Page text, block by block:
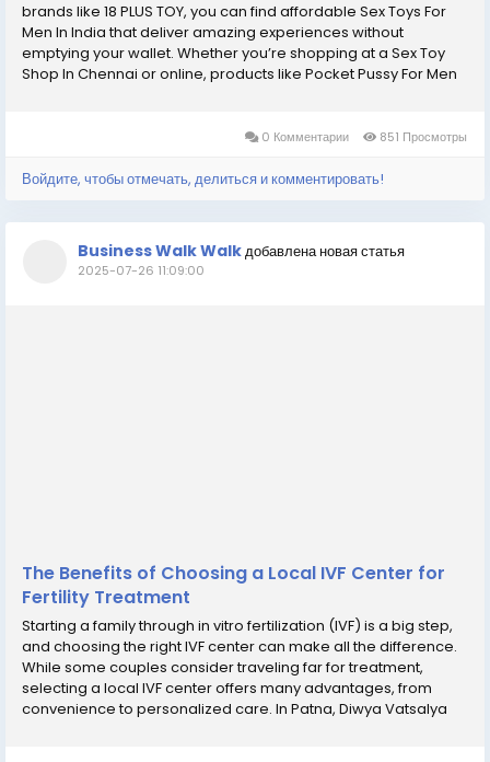
brands like 18 PLUS TOY, you can find affordable Sex Toys For
Men In India that deliver amazing experiences without
emptying your wallet. Whether you’re shopping at a Sex Toy
Shop In Chennai or online, products like Pocket Pussy For Men
0 Комментарии 851 Просмотры
Войдите, чтобы отмечать, делиться и комментировать!
Business Walk Walkдобавлена новая статья
2025-07-26 11:09:00
The Benefits of Choosing a Local IVF Center for
Fertility Treatment
Starting a family through in vitro fertilization (IVF) is a big step,
and choosing the right IVF center can make all the difference.
While some couples consider traveling far for treatment,
selecting a local IVF center offers many advantages, from
convenience to personalized care. In Patna, Diwya Vatsalya